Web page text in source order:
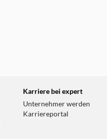
Karriere bei expert
Unternehmer werden
Karriereportal